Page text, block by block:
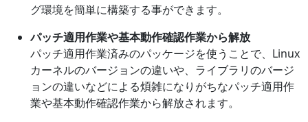
グ環境を簡単に構築する事ができます。
パッチ適用作業や基本動作確認作業から解放
パッチ適用作業済みのパッケージを使うことで、Linux
カーネルのバージョンの違いや、ライブラリのバージ
ョンの違いなどによる煩雑になりがちなパッチ適用作
業や基本動作確認作業から解放されます。